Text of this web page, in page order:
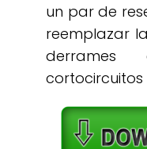
un par de
reemplazar
derrames
cortocircuitos